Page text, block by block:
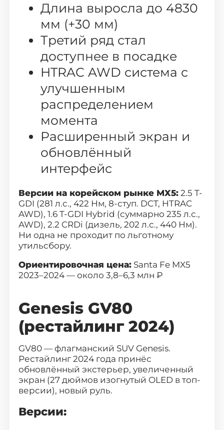
Длина выросла до 4830
мм (+30 мм)
Третий ряд стал
доступнее в посадке
HTRAC AWD система с
улучшенным
распределением
момента
Расширенный экран и
обновлённый
интерфейс
Версии на корейском рынке MX5:2.5 T-
GDI (281 л.с., 422 Нм, 8-ступ. DCT, HTRAC
AWD), 1.6 T-GDI Hybrid (суммарно 235 л.с.,
AWD), 2.2 CRDi (дизель, 202 л.с., 440 Нм).
Ни одна не проходит по льготному
утильсбору.
Ориентировочная цена: Santa Fe MX5
2023–2024 — около 3,8–6,3 млн ₽
Genesis GV80
(рестайлинг 2024)
GV80— флагманский SUV Genesis.
Рестайлинг 2024 года принёс
обновлённый экстерьер, увеличенный
экран (27 дюймов изогнутый OLED в топ-
версии), новый руль.
Версии: